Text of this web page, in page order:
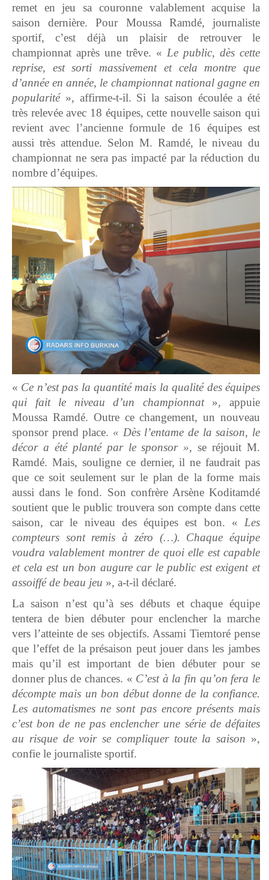
remet en jeu sa couronne valablement acquise la
saison dernière. Pour Moussa Ramdé, journaliste
sportif, c’est déjà un plaisir de retrouver le
championnat après une trêve. « Le public, dès cette
reprise, est sorti massivement et cela montre que
d’année en année, le championnat national gagne en
popularité», affirme-t-il. Si la saison écoulée a été
très relevée avec 18 équipes, cette nouvelle saison qui
revient avec l’ancienne formule de 16 équipes est
aussi très attendue. Selon M. Ramdé, le niveau du
championnat ne sera pas impacté par la réduction du
nombre d’équipes.
« Ce n’est pas la quantité mais la qualité des équipes
qui fait le niveau d’un championnat», appuie
Moussa Ramdé. Outre ce changement, un nouveau
sponsor prend place. « Dès l’entame de la saison, le
décor a été planté par le sponsor », se réjouit M.
Ramdé. Mais, souligne ce dernier, il ne faudrait pas
que ce soit seulement sur le plan de la forme mais
aussi dans le fond. Son confrère Arsène Koditamdé
soutient que le public trouvera son compte dans cette
saison, car le niveau des équipes est bon. « Les
compteurs sont remis à zéro (…). Chaque équipe
voudra valablement montrer de quoi elle est capable
et cela est un bon augure car le public est exigent et
assoiffé de beau jeu », a-t-il déclaré.
La saison n’est qu’à ses débuts et chaque équipe
tentera de bien débuter pour enclencher la marche
vers l’atteinte de ses objectifs. Assami Tiemtoré pense
que l’effet de la présaison peut jouer dans les jambes
mais qu’il est important de bien débuter pour se
donner plus de chances. « C’est à la fin qu’on fera le
décompte mais un bon début donne de la confiance.
Les automatismes ne sont pas encore présents mais
c’est bon de ne pas enclencher une série de défaites
au risque de voir se compliquer toute la saison »,
confie le journaliste sportif.